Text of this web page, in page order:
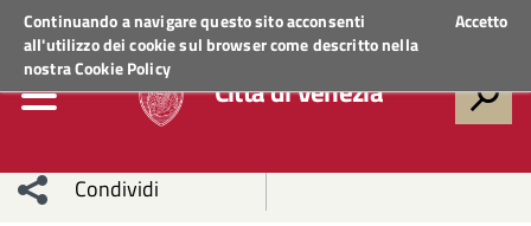
Continuando a navigare questo sito acconsenti
all'utilizzo dei cookie sul browser come descritto nella
nostraCookie Policy
Accetto
Regione VenetoACCEDI AI SERVIZI
Città di Venezia
Condividi